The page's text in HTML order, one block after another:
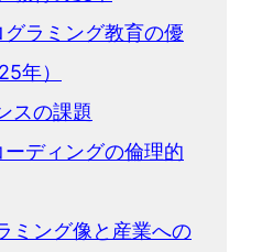
ラミング教育の優
年）
スの課題
ディングの倫理的
ミング像と産業への